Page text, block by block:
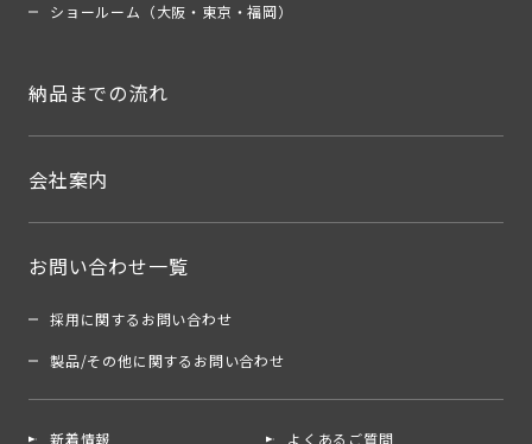
ショールーム（大阪・東京・福岡）
納品までの流れ
会社案内
お問い合わせ一覧
採用に関するお問い合わせ
製品/その他に関するお問い合わせ
新着情報 よくあるご質問